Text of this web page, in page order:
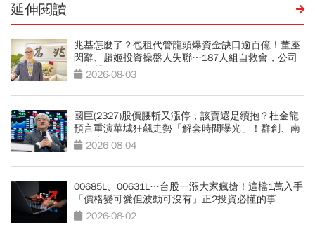
延伸閱讀
兆基怎麼了？包租代管龍頭爆資金缺口逾百億！董座
閃辭、趙姬投資操盤人失聯…187人組自救會，公司
最新聲明
2026-08-03
國巨(2327)股價腰斬又漲停，該賣還是續抱？杜金龍
預言重演華城狂飆走勢「解套時間曝光」！群創、南
亞科也點名
2026-08-04
00685L、00631L…台股一漲大家瘋搶！這檔1萬入手
「價格變可愛但波動可沒有」正2投資必懂的事
2026-08-02